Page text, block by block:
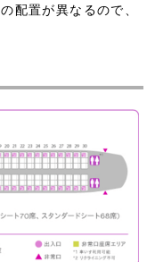
配置が異なるので、